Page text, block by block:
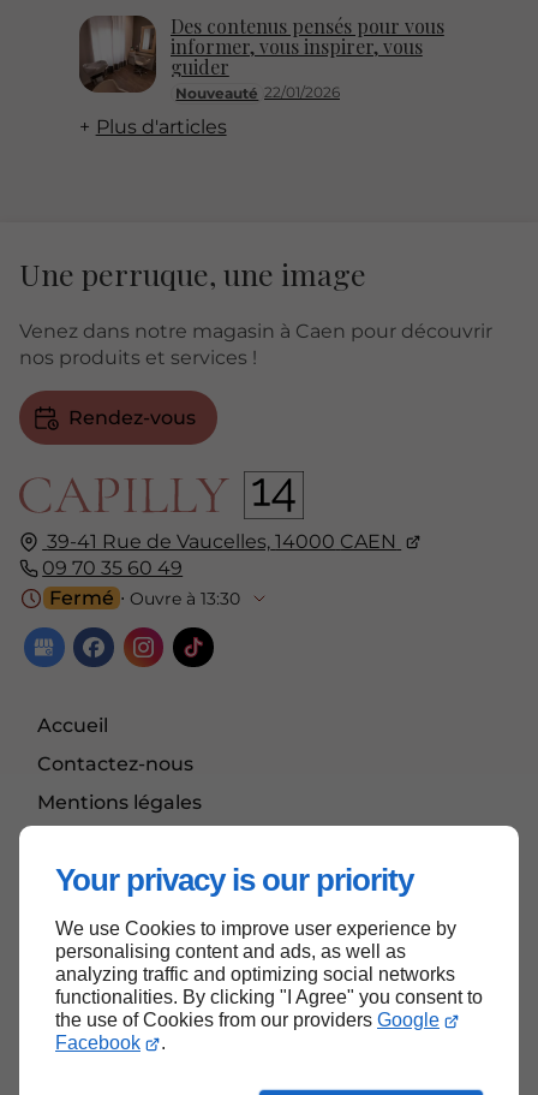
Your privacy is our priority
We use Cookies to improve user experience by
personalising content and ads, as well as
analyzing traffic and optimizing social networks
functionalities. By clicking "I Agree" you consent to
the use of Cookies from our providers Google
Facebook
.
Nouveauté 22/01/2026
Des contenus pensés pour vous
informer, vous inspirer, vous
guider
Plus d'articles
39-41 Rue de Vaucelles, 14000 CAEN
09 70 35 60 49
Fermé ⋅ Ouvre à 13:30
Accueil
Contactez-nous
Mentions légales
Une perruque, une image
Venez dans notre magasin à Caen pour découvrir
nos produits et services !
Rendez-vous
Haut de page